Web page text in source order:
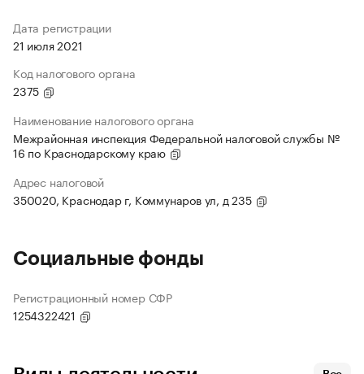
Дата регистрации
21 июля 2021
Код налогового органа
2375
Наименование налогового органа
Межрайонная инспекция Федеральной налоговой службы №
16 по Краснодарскому краю
Адрес налоговой
350020, Краснодар г, Коммунаров ул, д 235
Социальные фонды
Регистрационный номер СФР
1254322421